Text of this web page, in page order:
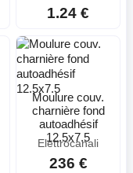
1.24 €
Moulure couv.
charnière fond
autoadhésif
12.5x7.5
Elettrocanali
236 €